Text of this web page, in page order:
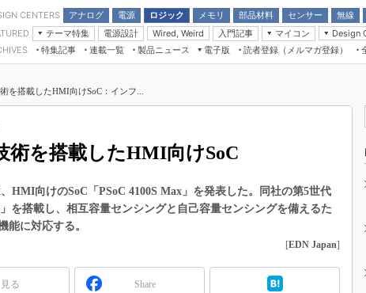
CENTERS アナログ
電源
ロジック
メモリ
部品材料
受動部品
センサー 無線
アナログ機能回
計測とテスト
テーマ特集
電源設計 Wired, Weird
入門記事
モーター入門
マイコン
マイコン講座
Design
計測機器
CEATEC
組込み/エッジコンピューティ
Microchip情報
特集記事
連載一覧
懐古録
めるDC/DCコン
活用講座
術講座
製品ニュース
電子版
電子ブックレット
読者登録（メルマガ登録）
を搭載したHMI向けSoC：インフ...
術を搭載したHMI向けSoC
HMI向けのSoC「PSoC 4100S Max」を発表した。同社の第5世代
を搭載し、相互容量センシングと自己容量センシングを備えるた
能に対応する。
[EDN Japan]
見る Share